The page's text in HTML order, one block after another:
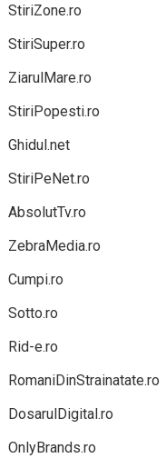
StiriZone.ro
StiriSuper.ro
ZiarulMare.ro
StiriPopesti.ro
Ghidul.net
StiriPeNet.ro
AbsolutTv.ro
ZebraMedia.ro
Cumpi.ro
Sotto.ro
Rid-e.ro
RomaniDinStrainatate.ro
DosarulDigital.ro
OnlyBrands.ro